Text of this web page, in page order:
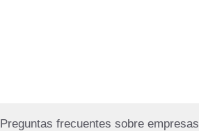
Preguntas frecuentes sobre empresas